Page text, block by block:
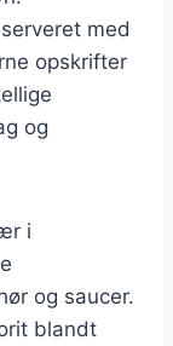
med
opskrifter
og
i
og saucer.
blandt